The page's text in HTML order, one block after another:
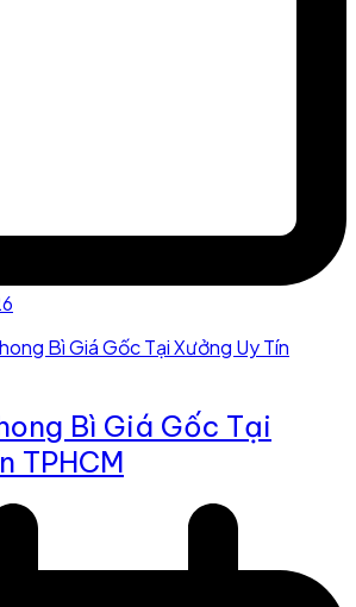
Bì Giá Gốc Tại
TPHCM